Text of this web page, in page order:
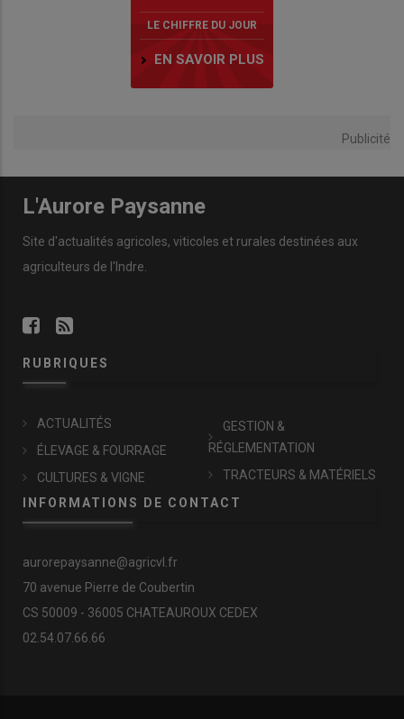
LE CHIFFRE DU JOUR
EN SAVOIR PLUS
Publicité
L'Aurore Paysanne
Site d'actualités agricoles, viticoles et rurales destinées aux
agriculteurs de l'Indre.
RUBRIQUES
ACTUALITÉS
ÉLEVAGE & FOURRAGE
CULTURES & VIGNE
GESTION &
RÉGLEMENTATION
TRACTEURS & MATÉRIELS
INFORMATIONS DE CONTACT
aurorepaysanne@agricvl.fr
70 avenue Pierre de Coubertin
CS 50009 - 36005 CHATEAUROUX CEDEX
02.54.07.66.66